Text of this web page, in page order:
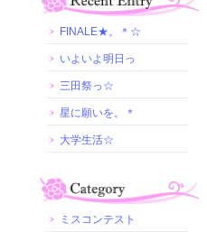
FINALE★。＊☆
いよいよ明日っ
三田祭っ☆
星に願いを。＊
大学生活☆
ミスコンテスト